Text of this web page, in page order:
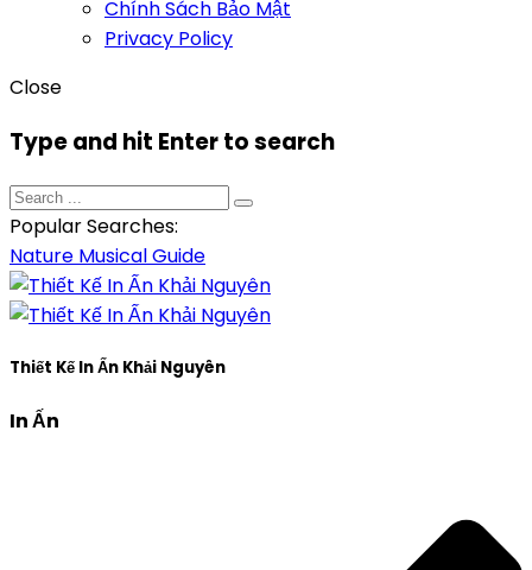
Chính Sách Bảo Mật
Privacy Policy
Close
Type and hit Enter to search
Popular Searches:
Nature MusicalGuide
Thiết Kế In Ấn Khải Nguyên
In Ấn